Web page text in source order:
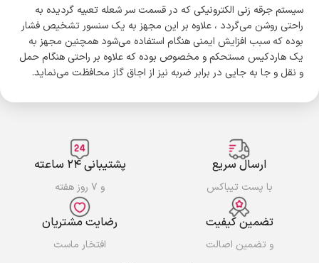
سیستم جرقه زنی الکترونیکی که در قسمت سر شعله تعبیه گردیده به
راحتی روشن می‌گردد ، علاوه بر این مجهز به یک سنسور تشخیص فشار
بوده که سبب افزایش ایمنی هنگام استفاده می‌شود همچنین مجهز به
یک هاردکیس مستحکم و مخصوص بوده که علاوه بر راحتی هنگام حمل
و نقل و جا به جایی در برابر ضربه نیز از اجاق گاز محافظت می‌نماید.
ارسال سریع
با پست تیباکس
پشتیبانی ۲۴ ساعته
و ۷ روز هفته
تضمین کیفیت
و تضمین اصالت
رضایت مشتریان
افتخار ماست